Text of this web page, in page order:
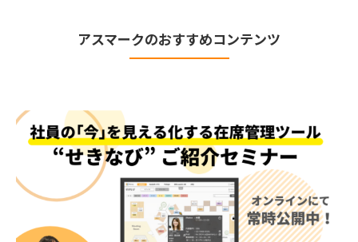
アスマークのおすすめコンテンツ